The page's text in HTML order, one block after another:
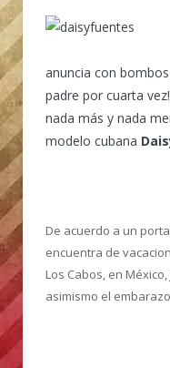
anuncia con bombos
padre por cuarta
nada más y nada
modelo cubana
De acuerdo a un
encuentra de
Los Cabos, en
asimismo el